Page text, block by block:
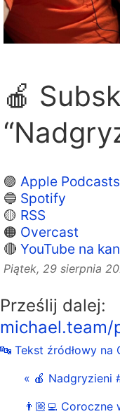
🍎
🟣 Apple Podcasts
🔵 Spotify
🟡 RSS
🟠 Overcast
🔴 YouTube na
Piątek, 29 sierpnia
Prześlij dalej:
🔤 Tekst źródłowy na
« 🍎 Nadgryzieni
👨🏼‍💻